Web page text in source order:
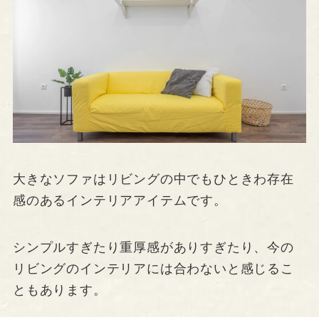
大きなソファはリビングの中でもひときわ存在
感のあるインテリアアイテムです。
シンプルすぎたり重厚感がありすぎたり、今の
リビングのインテリアには合わないと感じるこ
ともあります。